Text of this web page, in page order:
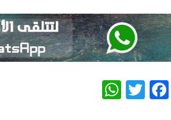
Facebook
Twitter